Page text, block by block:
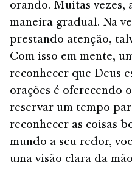
orando. Muitas vezes,
maneira gradual. Na
prestando atenção,
Com isso em mente,
reconhecer que Deus
orações é oferecendo
reservar um tempo
reconhecer as coisas
mundo a seu redor,
uma visão clara da